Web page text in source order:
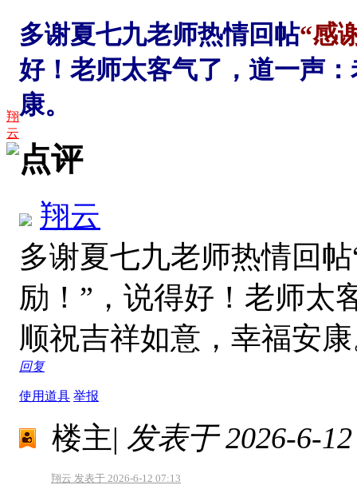
翔
云
多谢夏七九老师热情回帖“感
好！老师太客气了，道一声
康。
点评
翔云
多谢夏七九老师热情回
励！”，说得好！老师太
顺祝吉祥如意，幸福安
回复
使用道具 举报
楼主| 发表于 2026-6-
翔云 发表于 2026-6-12 07:13